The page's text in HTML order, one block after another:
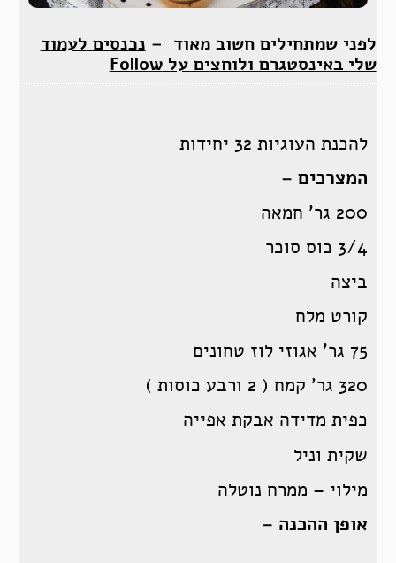
לפני שמתחילים חשוב מאוד – נכנסים לעמוד
שלי באינסטגרם ולוחצים על Follow
להכנת העוגיות 32 יחידות
המצרכים –
200 גר’ חמאה
3/4 כוס סוכר
ביצה
קורט מלח
75 גר’ אגוזי לוז טחונים
320 גר’ קמח ( 2 ורבע כוסות )
כפית מדידה אבקת אפייה
שקית וניל
מילוי – ממרח נוטלה
אופן ההכנה –